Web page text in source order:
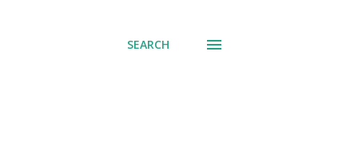
SEARCH